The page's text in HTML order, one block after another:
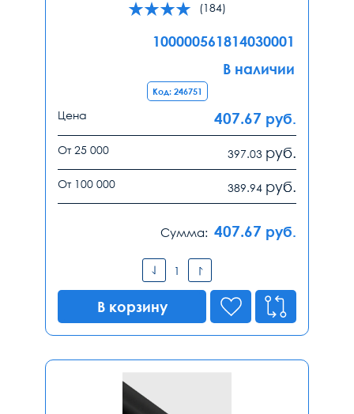
(184)
100000561814030001
В наличии
Код: 246751
Цена 407.67 руб.
От 25 000 397.03 руб.
От 100 000 389.94 руб.
Сумма: 407.67 руб.
В корзину